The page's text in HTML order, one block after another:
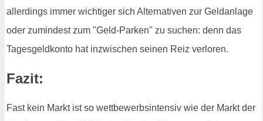
allerdings immer wichtiger sich Alternativen zur Geldanlage
oder zumindest zum "Geld-Parken" zu suchen: denn das
Tagesgeldkonto hat inzwischen seinen Reiz verloren.
Fazit:
Fast kein Markt ist so wettbewerbsintensiv wie der Markt der